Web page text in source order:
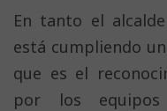
En tanto el
está cumpliendo
que es el
por los equipos